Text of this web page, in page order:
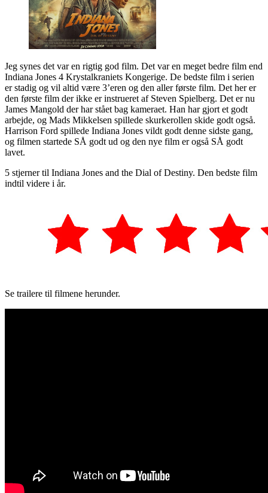
Jeg synes det var en rigtig god film. Det var en meget bedre film end
Indiana Jones 4 Krystalkraniets Kongerige. De bedste film i serien
er stadig og vil altid være 3’eren og den aller første film. Det her er
den første film der ikke er instrueret af Steven Spielberg. Det er nu
James Mangold der har stået bag kameraet. Han har gjort et godt
arbejde, og Mads Mikkelsen spillede skurkerollen skide godt også.
Harrison Ford spillede Indiana Jones vildt godt denne sidste gang,
og filmen startede SÅ godt ud og den nye film er også SÅ godt
lavet.
5 stjerner til Indiana Jones and the Dial of Destiny. Den bedste film
indtil videre i år.
Se trailere til filmene herunder.